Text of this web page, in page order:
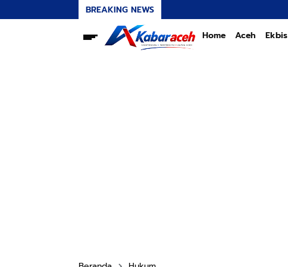
BREAKING NEWS
Home Aceh Ekbis